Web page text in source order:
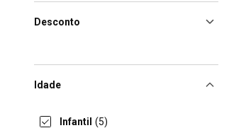
Desconto
Idade
Infantil (5)